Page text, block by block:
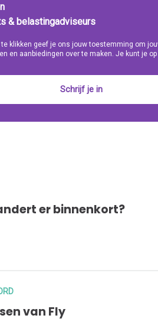
& belastingadviseurs
klikken geef je ons jouw toestemming om
en aanbiedingen over te maken. Je kunt je
er binnenkort?
van Fly